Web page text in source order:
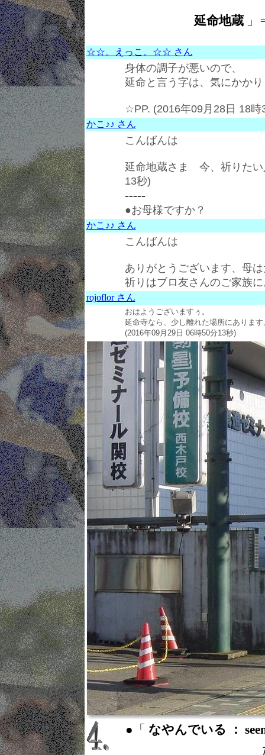
延命地蔵
☆☆。えっこ。☆☆ さん
身体の調子が悪いので、
延命と言う字は、気にかか
☆PP. (2016年09月28日 18時
かこ♪♪ さん
こんばんは
延命地蔵さま 今、祈りたい
13秒)
-----
●お母様ですか？
かこ♪♪ さん
こんばんは
ありがとうございます、母
祈りはブロ友さんのご家族
rojoflor さん
おはようございますぅ。
延命寺なら、少し離れた場所にあります
(2016年09月29日 06時50分13秒)
●「 なやんでいる ：